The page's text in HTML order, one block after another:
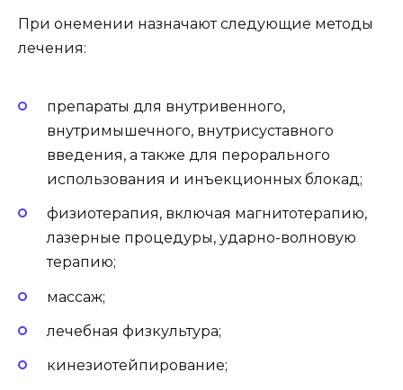
При онемении назначают следующие методы
лечения:
препараты для внутривенного,
внутримышечного, внутрисуставного
введения, а также для перорального
использования и инъекционных блокад;
физиотерапия, включая магнитотерапию,
лазерные процедуры, ударно-волновую
терапию;
массаж;
лечебная физкультура;
кинезиотейпирование;